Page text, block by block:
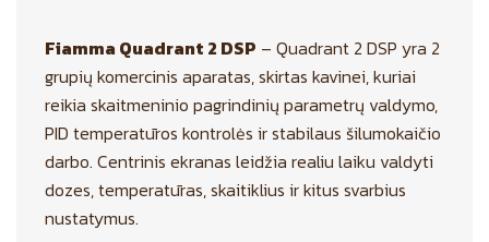
Fiamma Quadrant 2 DSP – Quadrant 2 DSP yra 2
grupių komercinis aparatas, skirtas kavinei, kuriai
reikia skaitmeninio pagrindinių parametrų valdymo,
PID temperatūros kontrolės ir stabilaus šilumokaičio
darbo. Centrinis ekranas leidžia realiu laiku valdyti
dozes, temperatūras, skaitiklius ir kitus svarbius
nustatymus.